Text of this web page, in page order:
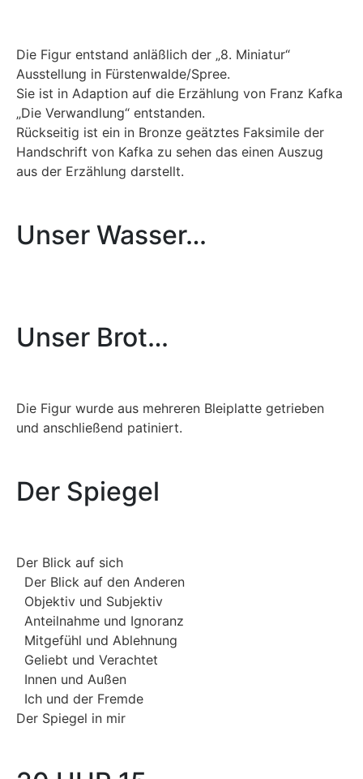
Die Figur entstand anläßlich der „8. Miniatur“
Ausstellung in Fürstenwalde/Spree.
Sie ist in Adaption auf die Erzählung von Franz Kafka
„Die Verwandlung“ entstanden.
Rückseitig ist ein in Bronze geätztes Faksimile der
Handschrift von Kafka zu sehen das einen Auszug
aus der Erzählung darstellt.
Unser Wasser…
Unser Brot…
Die Figur wurde aus mehreren Bleiplatte getrieben
und anschließend patiniert.
Der Spiegel
Der Blick auf sich
Der Blick auf den Anderen
Objektiv und Subjektiv
Anteilnahme und Ignoranz
Mitgefühl und Ablehnung
Geliebt und Verachtet
Innen und Außen
Ich und der Fremde
Der Spiegel in mir